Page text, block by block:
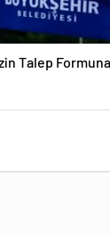
Talep Formuna